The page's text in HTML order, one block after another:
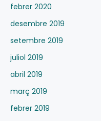
febrer 2020
desembre 2019
setembre 2019
juliol 2019
abril 2019
març 2019
febrer 2019